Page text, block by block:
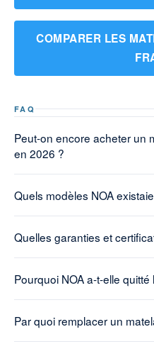
COMPARER LES
FAQ
Peut-on encore acheter un
en 2026 ?
Quels modèles NOA
Quelles garanties et
Pourquoi NOA a-t-elle
Par quoi remplacer un